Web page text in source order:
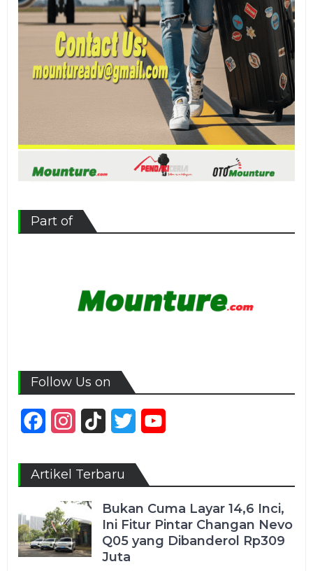
Part of
Follow Us on
FacebookInstagram
TikTok Twitter
Artikel Terbaru
Bukan Cuma Layar 14,6 Inci,
Ini Fitur Pintar Changan Nevo
Q05 yang Dibanderol Rp309
Juta